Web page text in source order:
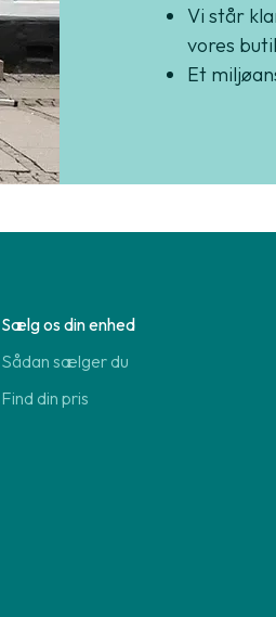
Vi står
vores
Et
Sælg os din enhed
Sådan sælger du
Find din pris